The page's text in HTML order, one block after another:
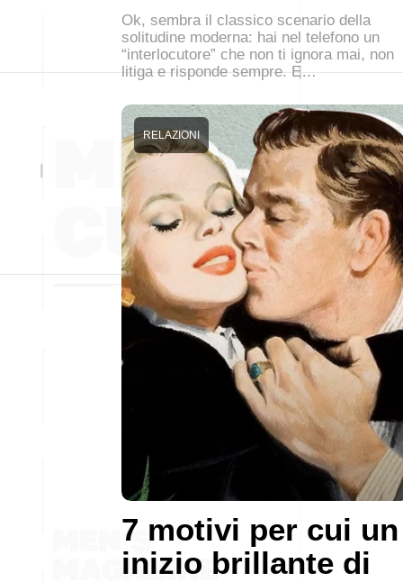
Ok, sembra il classico scenario della
solitudine moderna: hai nel telefono un
“interlocutore” che non ti ignora mai, non
litiga e risponde sempre. E…
7 motivi per cui un
inizio brillante di
RELAZIONI